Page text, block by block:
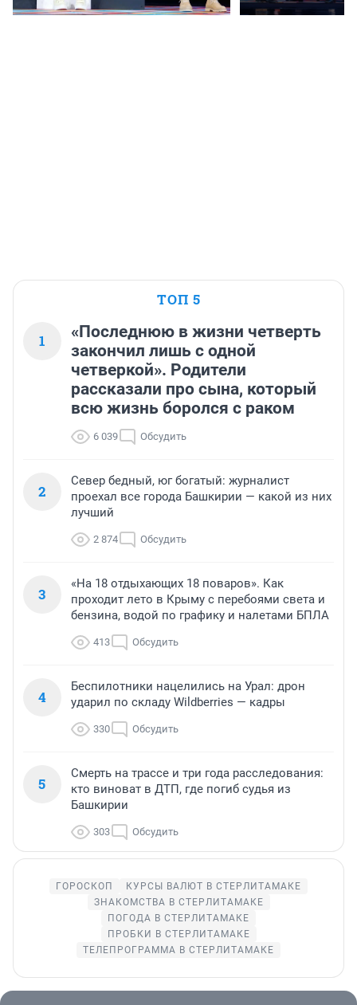
ТОП 5
1
«Последнюю в жизни четверть
закончил лишь с одной
четверкой». Родители
рассказали про сына, который
всю жизнь боролся с раком
6 039 Обсудить
2
Север бедный, юг богатый: журналист
проехал все города Башкирии — какой из них
лучший
2 874 Обсудить
3
«На 18 отдыхающих 18 поваров». Как
проходит лето в Крыму с перебоями света и
бензина, водой по графику и налетами БПЛА
413 Обсудить
4
Беспилотники нацелились на Урал: дрон
ударил по складу Wildberries — кадры
330 Обсудить
5
Смерть на трассе и три года расследования:
кто виноват в ДТП, где погиб судья из
Башкирии
303 Обсудить
ГОРОСКОП
КУРСЫ ВАЛЮТ В СТЕРЛИТАМАКЕ
ЗНАКОМСТВА В СТЕРЛИТАМАКЕ
ПОГОДА В СТЕРЛИТАМАКЕ
ПРОБКИ В СТЕРЛИТАМАКЕ
ТЕЛЕПРОГРАММА В СТЕРЛИТАМАКЕ